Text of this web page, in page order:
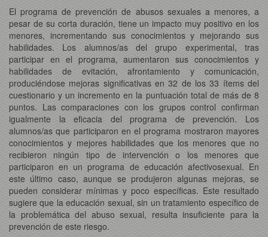
El programa de prevención de abusos sexuales a menores, a
pesar de su corta duración, tiene un impacto muy positivo en los
menores, incrementando sus conocimientos y mejorando sus
habilidades. Los alumnos/as del grupo experimental, tras
participar en el programa, aumentaron sus conocimientos y
habilidades de evitación, afrontamiento y comunicación,
produciéndose mejoras significativas en 32 de los 33 ítems del
cuestionario y un incremento en la puntuación total de más de 8
puntos. Las comparaciones con los grupos control confirman
igualmente la eficacia del programa de prevención. Los
alumnos/as que participaron en el programa mostraron mayores
conocimientos y mejores habilidades que los menores que no
recibieron ningún tipo de intervención o los menores que
participaron en un programa de educación afectivosexual. En
este último caso, aunque se produjeron algunas mejoras, se
pueden considerar mínimas y poco específicas. Este resultado
sugiere que la educación sexual, sin un tratamiento específico de
la problemática del abuso sexual, resulta insuficiente para la
prevención de este riesgo.